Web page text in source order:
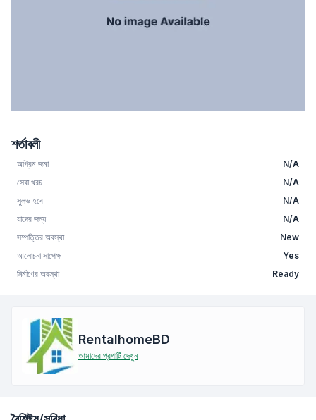
শর্তাবলী
অগ্রিম জমা
N/A
সেবা খরচ
N/A
সুলভ হবে
N/A
যাদের জন্য
N/A
সম্পত্তির অবস্থা
New
আলোচনা সাপেক্ষ
Yes
নির্মাণের অবস্থা
Ready
RentalhomeBD
আমাদের প্রপার্টি দেখুন